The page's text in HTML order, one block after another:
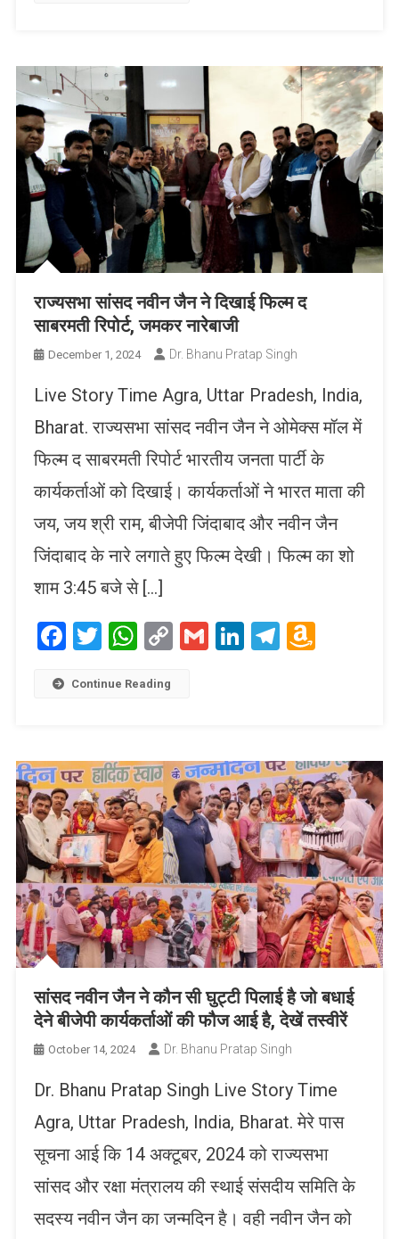
राज्यसभा सांसद नवीन जैन ने दिखाई फिल्म द
साबरमती रिपोर्ट, जमकर नारेबाजी
December 1, 2024 Dr. Bhanu Pratap Singh
Live Story Time Agra, Uttar Pradesh, India,
Bharat. राज्यसभा सांसद नवीन जैन ने ओमेक्स मॉल में
फिल्म द साबरमती रिपोर्ट भारतीय जनता पार्टी के
कार्यकर्ताओं को दिखाई। कार्यकर्ताओं ने भारत माता की
जय, जय श्री राम, बीजेपी जिंदाबाद और नवीन जैन
जिंदाबाद के नारे लगाते हुए फिल्म देखी। फिल्म का शो
शाम 3:45 बजे से […]
Facebook
Twitter
WhatsApp
CopyGmailLinkedIn
Telegram
Continue Reading
सांसद नवीन जैन ने कौन सी घुट्टी पिलाई है जो बधाई
देने बीजेपी कार्यकर्ताओं की फौज आई है, देखें तस्वीरें
October 14, 2024 Dr. Bhanu Pratap Singh
Dr. Bhanu Pratap Singh Live Story Time
Agra, Uttar Pradesh, India, Bharat. मेरे पास
सूचना आई कि 14 अक्टूबर, 2024 को राज्यसभा
सांसद और रक्षा मंत्रालय की स्थाई संसदीय समिति के
सदस्य नवीन जैन का जन्मदिन है। वही नवीन जैन को